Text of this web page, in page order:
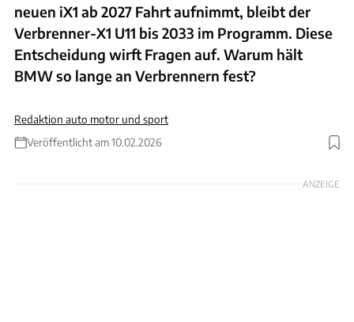
neuen iX1 ab 2027 Fahrt aufnimmt, bleibt der
Verbrenner-X1 U11 bis 2033 im Programm. Diese
Entscheidung wirft Fragen auf. Warum hält
BMW so lange an Verbrennern fest?
Redaktion auto motor und sport
Veröffentlicht am 10.02.2026
ANZEIGE